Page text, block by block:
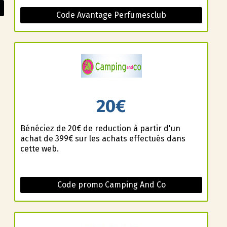
Code Avantage Perfumesclub
20€
Bénéficiez de 20€ de reduction à partir d'un
achat de 399€ sur les achats effectués dans
cette web.
Code promo Camping And Co